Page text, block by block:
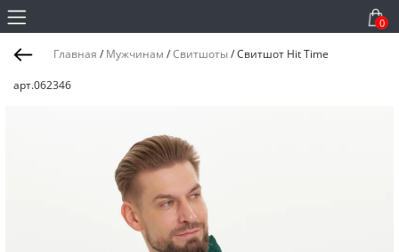
0
Главная / Мужчинам /Свитшоты/Свитшот Hit Time
арт.062346